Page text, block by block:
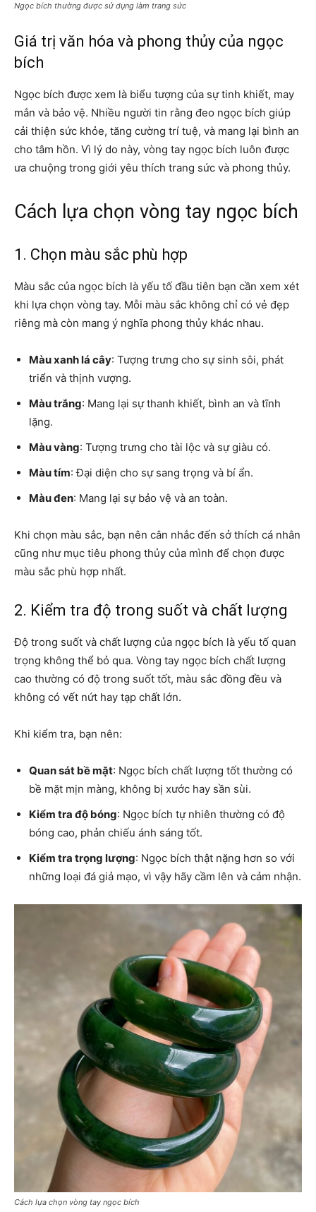
Ngọc bích thường được sử dụng làm trang sức
Giá trị văn hóa và phong thủy của ngọc
bích
Ngọc bích được xem là biểu tượng của sự tinh khiết, may
mắn và bảo vệ. Nhiều người tin rằng đeo ngọc bích giúp
cải thiện sức khỏe, tăng cường trí tuệ, và mang lại bình an
cho tâm hồn. Vì lý do này, vòng tay ngọc bích luôn được
ưa chuộng trong giới yêu thích trang sức và phong thủy.
Cách lựa chọn vòng tay ngọc bích
1. Chọn màu sắc phù hợp
Màu sắc của ngọc bích là yếu tố đầu tiên bạn cần xem xét
khi lựa chọn vòng tay. Mỗi màu sắc không chỉ có vẻ đẹp
riêng mà còn mang ý nghĩa phong thủy khác nhau.
Màu xanh lá cây: Tượng trưng cho sự sinh sôi, phát
triển và thịnh vượng.
Màu trắng: Mang lại sự thanh khiết, bình an và tĩnh
lặng.
Màu vàng: Tượng trưng cho tài lộc và sự giàu có.
Màu tím: Đại diện cho sự sang trọng và bí ẩn.
Màu đen: Mang lại sự bảo vệ và an toàn.
Khi chọn màu sắc, bạn nên cân nhắc đến sở thích cá nhân
cũng như mục tiêu phong thủy của mình để chọn được
màu sắc phù hợp nhất.
2. Kiểm tra độ trong suốt và chất lượng
Độ trong suốt và chất lượng của ngọc bích là yếu tố quan
trọng không thể bỏ qua. Vòng tay ngọc bích chất lượng
cao thường có độ trong suốt tốt, màu sắc đồng đều và
không có vết nứt hay tạp chất lớn.
Khi kiểm tra, bạn nên:
Quan sát bề mặt: Ngọc bích chất lượng tốt thường có
bề mặt mịn màng, không bị xước hay sần sùi.
Kiểm tra độ bóng: Ngọc bích tự nhiên thường có độ
bóng cao, phản chiếu ánh sáng tốt.
Kiểm tra trọng lượng: Ngọc bích thật nặng hơn so với
những loại đá giả mạo, vì vậy hãy cầm lên và cảm nhận.
Cách lựa chọn vòng tay ngọc bích